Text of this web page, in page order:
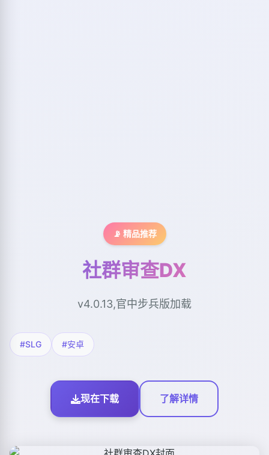
📡 精品推荐
社群审查DX
v4.0.13,官中步兵版加载
#SLG #安卓
现在下载 了解详情